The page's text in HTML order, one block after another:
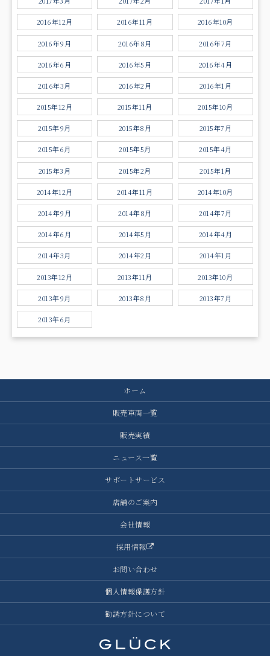
2016年12月 2016年11月 2016年10月
2016年9月 2016年8月 2016年7月
2016年6月 2016年5月 2016年4月
2016年3月 2016年2月 2016年1月
2015年12月 2015年11月 2015年10月
2015年9月 2015年8月 2015年7月
2015年6月 2015年5月 2015年4月
2015年3月 2015年2月 2015年1月
2014年12月 2014年11月 2014年10月
2014年9月 2014年8月 2014年7月
2014年6月 2014年5月 2014年4月
2014年3月 2014年2月 2014年1月
2013年12月 2013年11月 2013年10月
2013年9月 2013年8月 2013年7月
2013年6月
ホーム
販売車両一覧
販売実績
ニュース一覧
サポートサービス
店舗のご案内
会社情報
採用情報
お問い合わせ
個人情報保護方針
勧誘方針について